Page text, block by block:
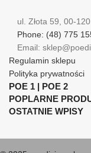
ul. Złota 59, 00-
Phone: (48) 775
Email:
Regulamin sklepu
Polityka prywatności
POE 1 | POE 2
POPLARNE
OSTATNIE WPISY